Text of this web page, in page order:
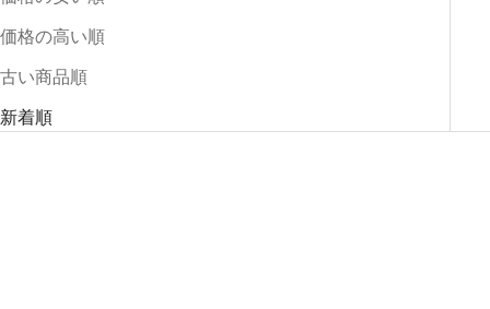
価格の高い順
古い商品順
新着順